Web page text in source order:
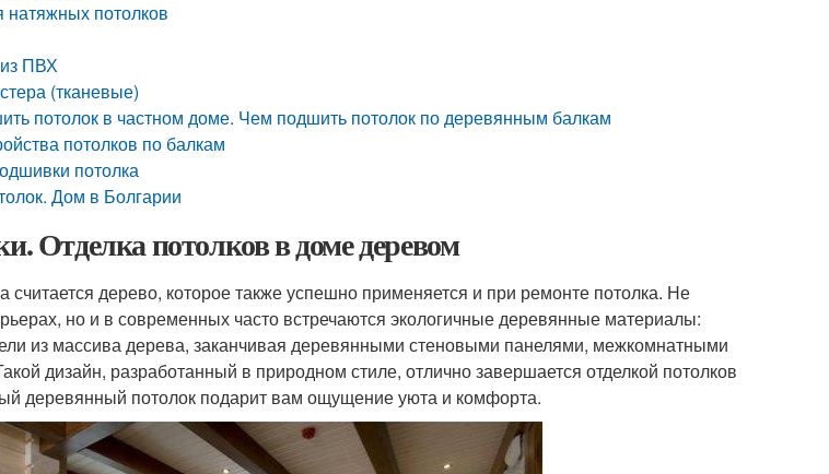
потолков
ПВХ
(тканевые)
потолок в частном доме. Чем подшить потолок по деревянным балкам
потолков по балкам
потолка
Дом в Болгарии
Отделка потолков в доме деревом
считается дерево, которое также успешно применяется и при ремонте потолка. Не
но и в современных часто встречаются экологичные деревянные материалы:
из массива дерева, заканчивая деревянными стеновыми панелями, межкомнатными
дизайн, разработанный в природном стиле, отлично завершается отделкой потолков
деревянный потолок подарит вам ощущение уюта и комфорта.